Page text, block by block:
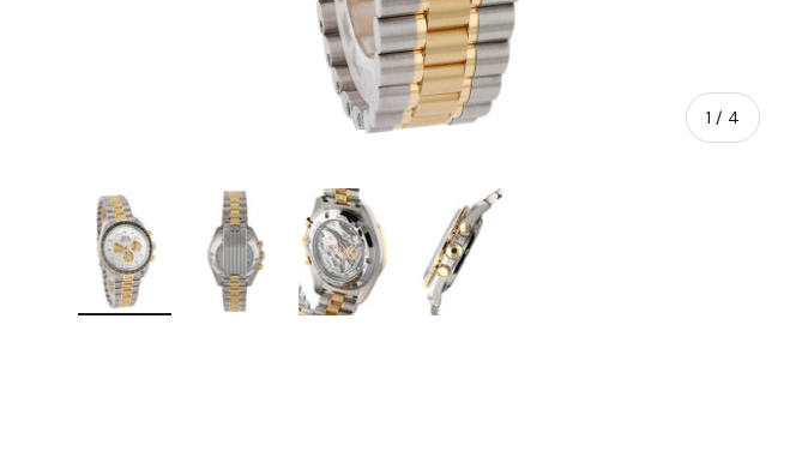
1 / von
4
Bild 1 in Galerieansicht laden
Bild 2 in Galerieansicht ladenBild 3 in Galerieansicht ladenBild 4 in Galerieansicht laden